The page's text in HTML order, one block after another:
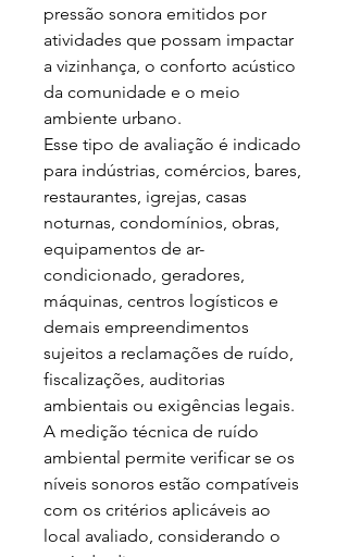
pressão sonora emitidos por
atividades que possam impactar
a vizinhança, o conforto acústico
da comunidade e o meio
ambiente urbano.
Esse tipo de avaliação é indicado
para indústrias, comércios, bares,
restaurantes, igrejas, casas
noturnas, condomínios, obras,
equipamentos de ar-
condicionado, geradores,
máquinas, centros logísticos e
demais empreendimentos
sujeitos a reclamações de ruído,
fiscalizações, auditorias
ambientais ou exigências legais.
A medição técnica de ruído
ambiental permite verificar se os
níveis sonoros estão compatíveis
com os critérios aplicáveis ao
local avaliado, considerando o